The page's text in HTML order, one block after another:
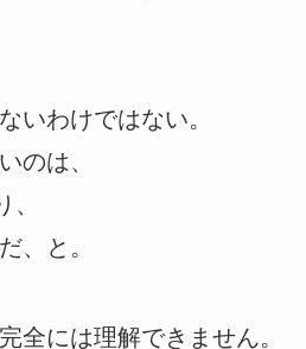
いわけではない。
のは、
、
、と。
全には理解できません。